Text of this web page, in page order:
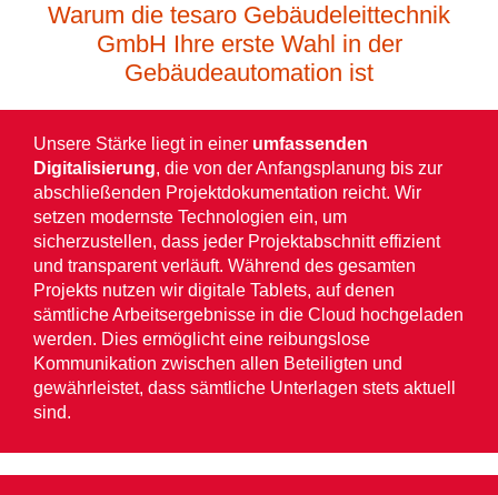
Warum die tesaro Gebäudeleittechnik
GmbH Ihre erste Wahl in der
Gebäudeautomation ist
Unsere Stärke liegt in einer umfassenden
Digitalisierung, die von der Anfangsplanung bis zur
abschließenden Projektdokumentation reicht. Wir
setzen modernste Technologien ein, um
sicherzustellen, dass jeder Projektabschnitt effizient
und transparent verläuft. Während des gesamten
Projekts nutzen wir digitale Tablets, auf denen
sämtliche Arbeitsergebnisse in die Cloud hochgeladen
werden. Dies ermöglicht eine reibungslose
Kommunikation zwischen allen Beteiligten und
gewährleistet, dass sämtliche Unterlagen stets aktuell
sind.